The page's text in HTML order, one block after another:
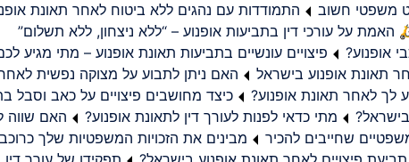
משפטי חשוב
התמודדות עם נהגים ללא ביטוח לאחר תאונת
האמת על עורכי דין בתביעות אופנוע – “ללא ניצחון, ללא תשלום”
אופנוע?
פיצויים עונשיים בתביעות תאונת אופנוע – מתי מגיע
תאונת אופנוע בישראל
האם ניתן לתבוע על מצוקה נפשית
לך לאחר תאונת אופנוע?
כיצד מחושבים פיצויים על כאב וסבל
מתי כדאי לפנות לעורך דין לתאונת אופנוע?
האם שווה
שחייבים להכיר
מבינים את הזכויות המשפטיות שלך